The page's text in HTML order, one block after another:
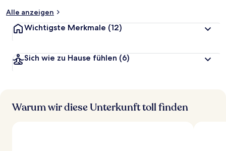
Alle anzeigen
Wichtigste Merkmale (12)
Sich wie zu Hause fühlen (6)
Warum wir diese Unterkunft toll finden